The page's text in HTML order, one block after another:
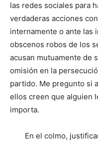
las redes sociales para
verdaderas acciones
internamente o ante las
obscenos robos de los
acusan mutuamente de
omisión en la
partido. Me pregunto si
ellos creen que alguien
importa.
En el colmo,